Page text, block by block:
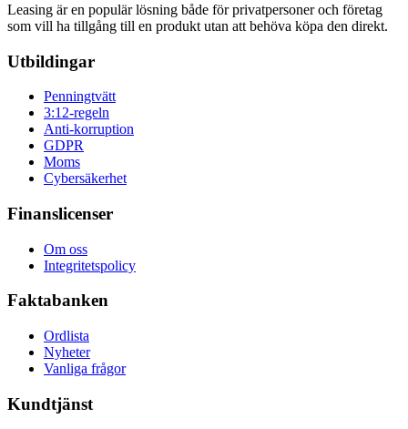
Leasing är en populär lösning både för privatpersoner och företag
som vill ha tillgång till en produkt utan att behöva köpa den direkt.
Utbildingar
Penningtvätt
3:12-regeln
Anti-korruption
GDPR
Moms
Cybersäkerhet
Finanslicenser
Om oss
Integritetspolicy
Faktabanken
Ordlista
Nyheter
Vanliga frågor
Kundtjänst